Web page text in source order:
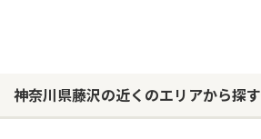
神奈川県藤沢の近くのエリアから探す